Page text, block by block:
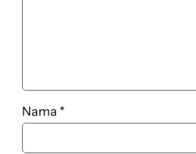
Nama *